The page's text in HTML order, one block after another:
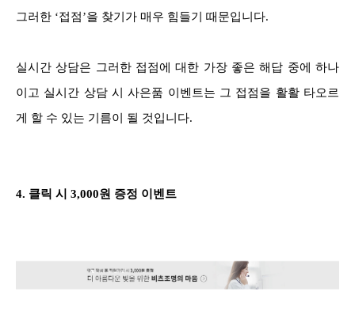
그러한 ‘접점’을 찾기가 매우 힘들기 때문입니다.
실시간 상담은 그러한 접점에 대한 가장 좋은 해답 중에 하나
이고 실시간 상담 시 사은품 이벤트는 그 접점을 활활 타오르
게 할 수 있는 기름이 될 것입니다.
4. 클릭 시 3,000원 증정 이벤트